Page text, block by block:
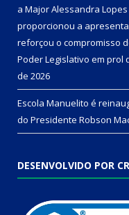
a Major Alessandra
proporcionou a
reforçou o compromisso
Poder Legislativo em prol
de 2026
Escola Manuelito é
do Presidente Robson
DESENVOLVIDO POR